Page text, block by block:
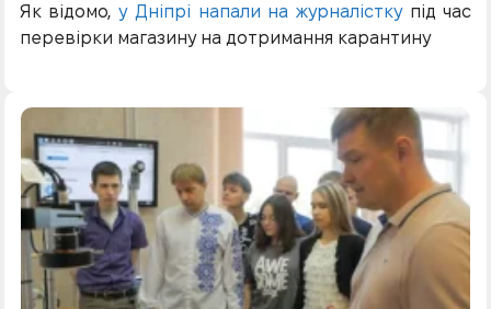
Як відомо,у Дніпрі напали на журналістку під час
перевірки магазину на дотримання карантину